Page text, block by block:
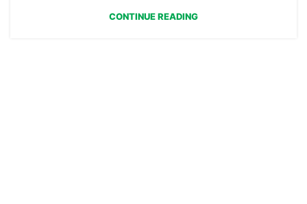
CONTINUE READING